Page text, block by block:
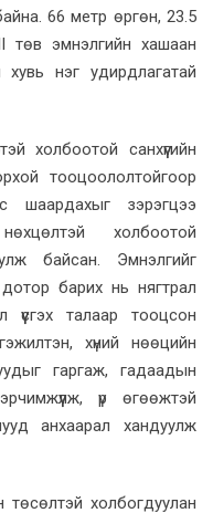
66 метр өргөн, 23.5
төв эмнэлгийн хашаан
нэг удирдлагатай
холбоотой санхүүгийн
тооцоололтойгоор
шаардахыг зэрэгцээ
холбоотой
байсан. Эмнэлгийг
барих нь нягтрал
талаар тооцсон
хүний нөөцийн
гаргаж, гадаадын
үр өгөөжтэй
анхаарал хандуулж
төсөлтэй холбогдуулан